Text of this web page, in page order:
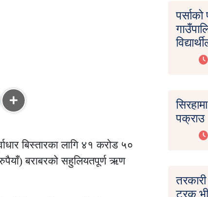
बिस्तारका लागि ४१ करोड ५०
बराबरको सहुलियतपूर्ण ऋण
पक्राउ
ट्रक